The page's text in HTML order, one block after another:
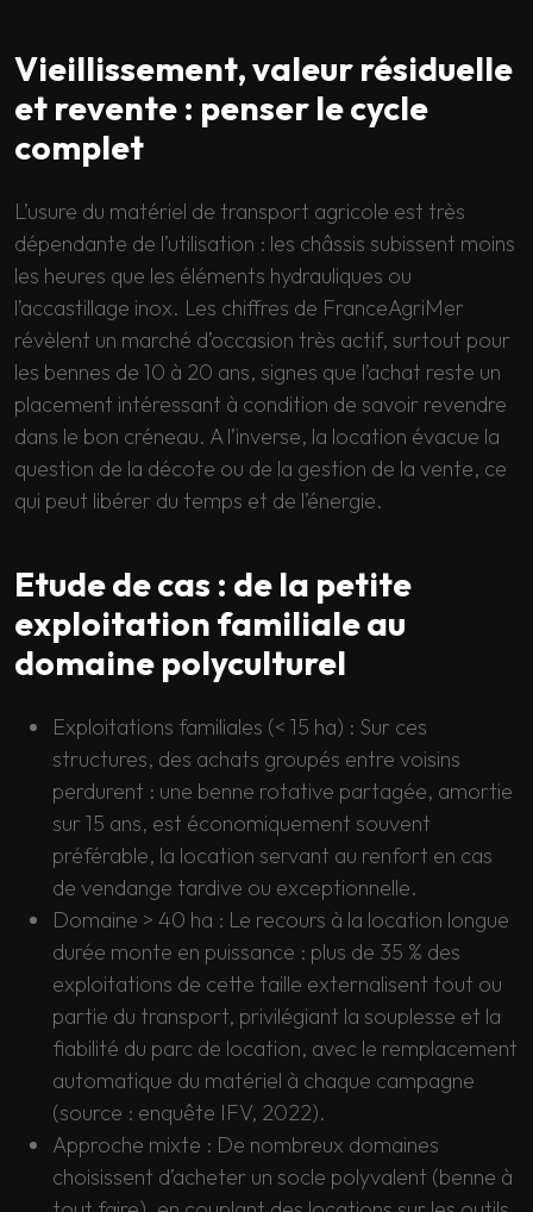
Vieillissement, valeur résiduelle
et revente : penser le cycle
complet
L’usure du matériel de transport agricole est très
dépendante de l’utilisation : les châssis subissent moins
les heures que les éléments hydrauliques ou
l’accastillage inox. Les chiffres de FranceAgriMer
révèlent un marché d’occasion très actif, surtout pour
les bennes de 10 à 20 ans, signes que l’achat reste un
placement intéressant à condition de savoir revendre
dans le bon créneau. A l’inverse, la location évacue la
question de la décote ou de la gestion de la vente, ce
qui peut libérer du temps et de l’énergie.
Etude de cas : de la petite
exploitation familiale au
domaine polyculturel
Exploitations familiales (< 15 ha) : Sur ces
structures, des achats groupés entre voisins
perdurent : une benne rotative partagée, amortie
sur 15 ans, est économiquement souvent
préférable, la location servant au renfort en cas
de vendange tardive ou exceptionnelle.
Domaine > 40 ha : Le recours à la location longue
durée monte en puissance : plus de 35 % des
exploitations de cette taille externalisent tout ou
partie du transport, privilégiant la souplesse et la
fiabilité du parc de location, avec le remplacement
automatique du matériel à chaque campagne
(source : enquête IFV, 2022).
Approche mixte : De nombreux domaines
choisissent d’acheter un socle polyvalent (benne à